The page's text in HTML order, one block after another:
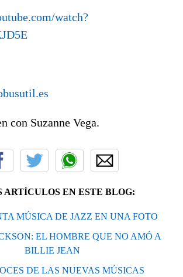
watch?
con Suzanne Vega.
ARTÍCULOS EN ESTE BLOG:
MÚSICA DE JAZZ EN UNA FOTO
EL HOMBRE QUE NO AMÓ A
BILLIE JEAN
DE LAS NUEVAS MÚSICAS